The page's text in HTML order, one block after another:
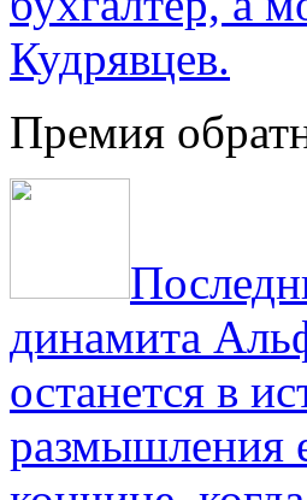
Кудрявцев.
Премия
динамита
останется в
размышления